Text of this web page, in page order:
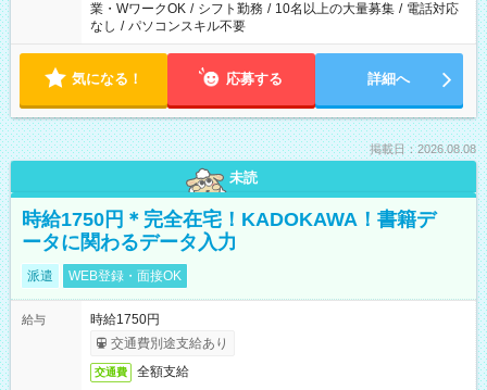
業・WワークOK / シフト勤務 / 10名以上の大量募集 / 電話対応
なし / パソコンスキル不要
気になる！ 応募する 詳細へ
掲載日：2026.08.08
未読
時給1750円＊完全在宅！KADOKAWA！書籍デ
ータに関わるデータ入力
派遣 WEB登録・面接OK
給与
時給1750円
交通費別途支給あり
交通費 全額支給